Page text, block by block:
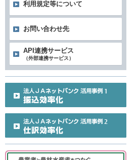
利用規定等について
お問い合わせ先
API連携サービス
（外部連携サービス）